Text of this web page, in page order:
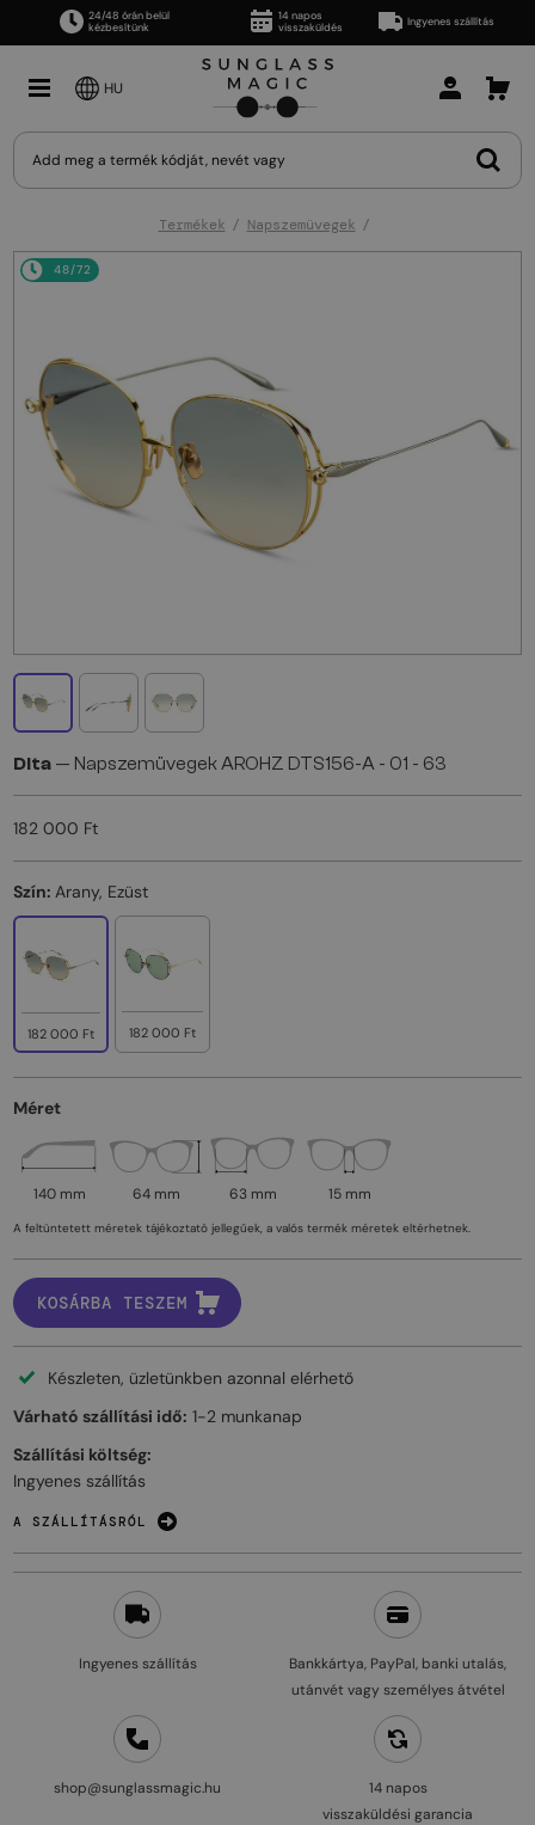
24/48 órán belül
kézbesítünk
14 napos
visszaküldés
Ingyenes szállítás
HU
Termékek Napszemüvegek
Ingyenes szállítás
Bankkártya, PayPal, banki utalás,
utánvét vagy személyes átvétel
shop@sunglassmagic.hu
14 napos
visszaküldési garancia
48/72
Dita — Napszemüvegek AROHZ DTS156-A - 01 - 63
182 000 Ft
Szín: Arany, Ezüst
182 000 Ft 182 000 Ft
Méret
140 mm 64 mm 63 mm 15 mm
A feltüntetett méretek tájékoztató jellegűek, a valós termék méretek eltérhetnek.
KOSÁRBA TESZEM
Készleten, üzletünkben azonnal elérhető
Várható szállítási idő: 1-2 munkanap
Szállítási költség:
Ingyenes szállítás
A SZÁLLÍTÁSRÓL